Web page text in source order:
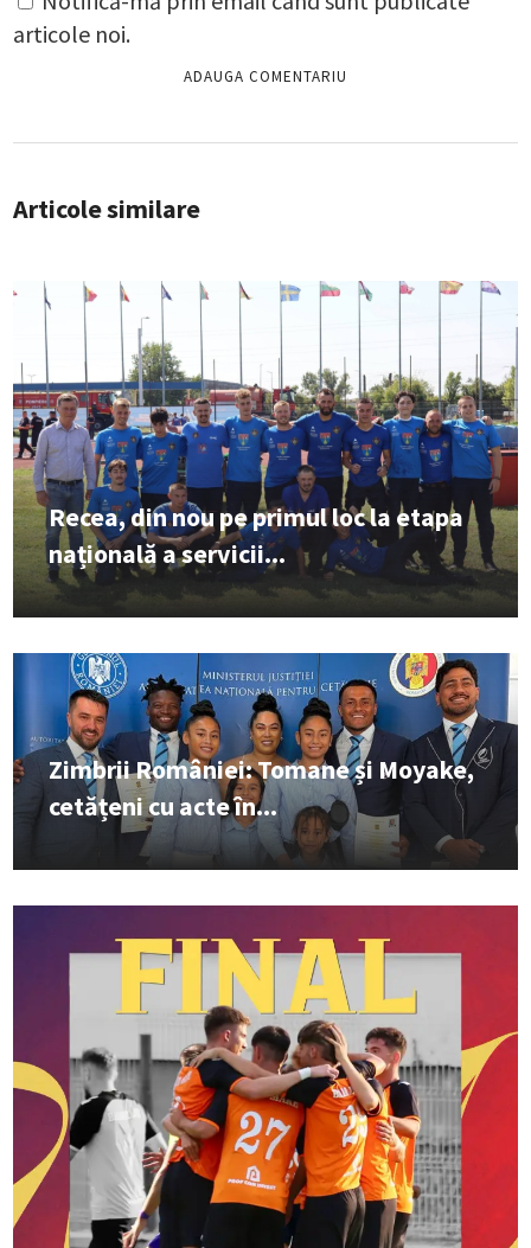
articole noi.
Articole similare
Recea, din nou pe primul loc la etapa
națională a servicii...
Zimbrii României: Tomane și Moyake,
cetățeni cu acte în...